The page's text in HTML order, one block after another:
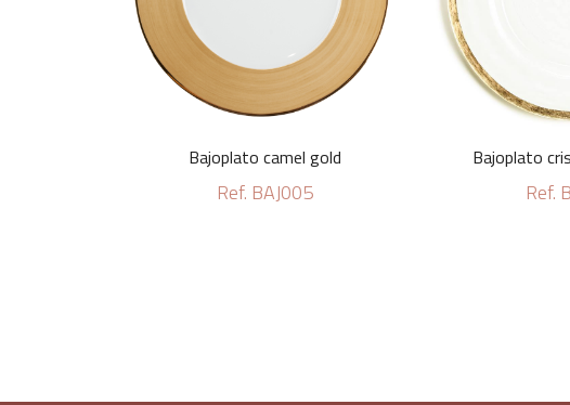
Bajoplato camel gold
Ref. BAJ005
Bajoplato
Ref.